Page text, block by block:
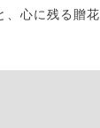
、心に残る贈花